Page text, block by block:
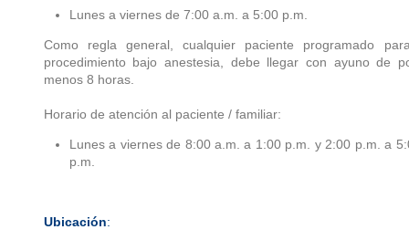
Lunes a viernes de 7:00 a.m. a 5:00 p.m.
Como regla general, cualquier paciente programado
procedimiento bajo anestesia, debe llegar con ayuno de
menos 8 horas.
Horario de atención al paciente / familiar:
Lunes a viernes de 8:00 a.m. a 1:00 p.m. y 2:00 p.m. a
p.m.
Ubicación: